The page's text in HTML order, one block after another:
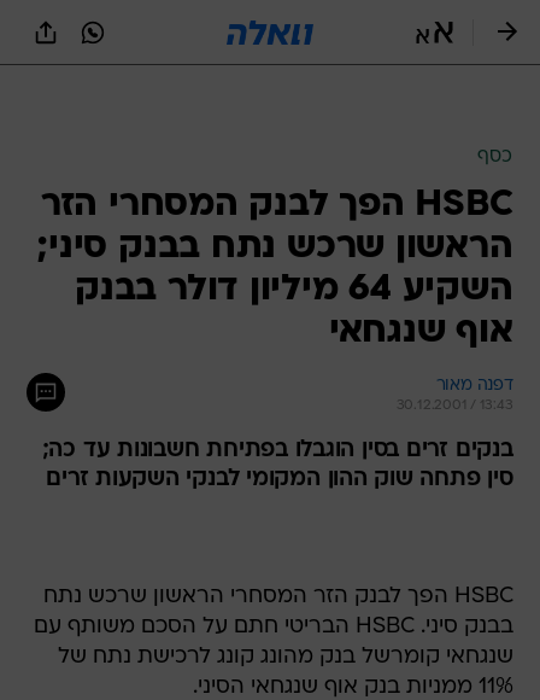
כסף
HSBC הפך לבנק המסחרי הזר
הראשון שרכש נתח בבנק סיני;
השקיע 64 מיליון דולר בבנק
אוף שנגחאי
דפנה מאור
30.12.2001 / 13:43
בנקים זרים בסין הוגבלו בפתיחת חשבונות עד כה;
סין פתחה שוק ההון המקומי לבנקי השקעות זרים
HSBC הפך לבנק הזר המסחרי הראשון שרכש נתח
בבנק סיני. HSBC הבריטי חתם על הסכם משותף עם
שנגחאי קומרשל בנק מהונג קונג לרכישת נתח של
11% ממניות בנק אוף שנגחאי הסיני.